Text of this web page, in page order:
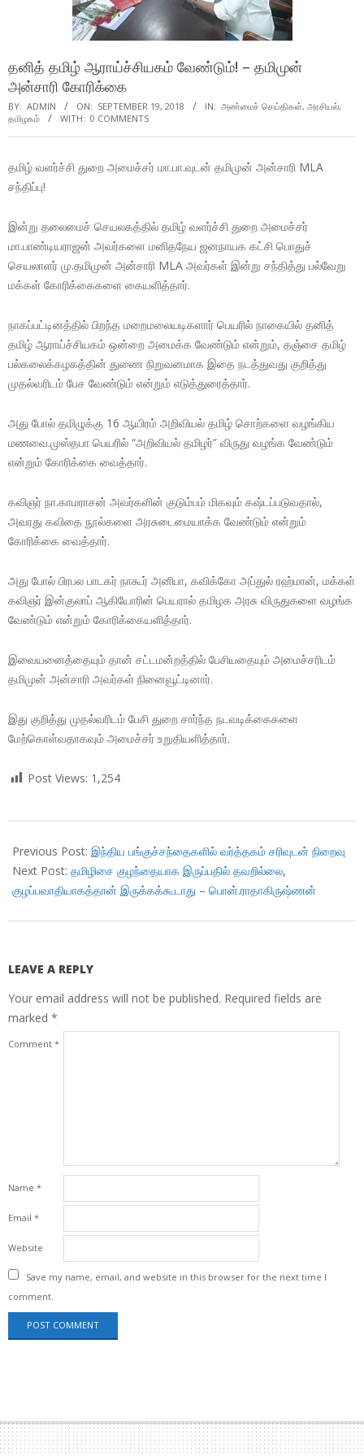
தனித் தமிழ் ஆராய்ச்சியகம் வேண்டும்! – தமிமுன்
அன்சாரி கோரிக்கை
BY: ADMIN ON: SEPTEMBER 19, 2018 IN: அண்மைச் செய்திகள், அரசியல்,
தமிழகம்
WITH: 0 COMMENTS
தமிழ் வளர்ச்சி துறை அமைச்சர் மா.பா.வுடன் தமிமுன் அன்சாரி MLA
சந்திப்பு!
இன்று தலைமைச் செயலகத்தில் தமிழ் வளர்ச்சி துறை அமைச்சர்
மா.பாண்டியராஜன் அவர்களை மனிதநேய ஜனநாயக கட்சி பொதுச்
செயலாளர் மு.தமிமுன் அன்சாரி MLA அவர்கள் இன்று சந்தித்து பல்வேறு
மக்கள் கோரிக்கைகளை கையளித்தார்.
நாகப்பட்டினத்தில் பிறந்த மறைமலையடிகளார் பெயரில் நாகையில் தனித்
தமிழ் ஆராய்ச்சியகம் ஒன்றை அமைக்க வேண்டும் என்றும், தஞ்சை தமிழ்
பல்கலைக்கழகத்தின் துணை நிறுவனமாக இதை நடத்துவது குறித்து
முதல்வரிடம் பேச வேண்டும் என்றும் எடுத்துரைத்தார்.
அது போல் தமிழுக்கு 16 ஆயிரம் அறிவியல் தமிழ் சொற்களை வழங்கிய
மணவை.முஸ்தபா பெயரில் “அறிவியல் தமிழர்” விருது வழங்க வேண்டும்
என்றும் கோரிக்கை வைத்தார்.
கவிஞர் நா.காமராசன் அவர்களின் குடும்பம் மிகவும் கஷ்டப்படுவதால்,
அவரது கவிதை நூல்களை அரசுடைமையாக்க வேண்டும் என்றும்
கோரிக்கை வைத்தார்.
அது போல் பிரபல பாடகர் நாகூர் அனிபா, கவிக்கோ அப்துல் ரஹ்மான், மக்கள்
கவிஞர் இன்குலாப் ஆகியோரின் பெயரால் தமிழக அரசு விருதுகளை வழங்க
வேண்டும் என்றும் கோரிக்கையளித்தார்.
இவையனைத்தையும் தான் சட்டமன்றத்தில் பேசியதையும் அமைச்சரிடம்
தமிமுன் அன்சாரி அவர்கள் நினைவூட்டினார்.
இது குறித்து முதல்வரிடம் பேசி துறை சார்ந்த நடவடிக்கைகளை
மேற்கொள்வதாகவும் அமைச்சர் உறுதியளித்தார்.
Post Views: 1,254
09-
19
Previous Post: இந்திய பங்குச்சந்தைகளில் வர்த்தகம் சரிவுடன் நிறைவு
Next Post: தமிழிசை குழந்தையாக இருப்பதில் தவறில்லை,
குழப்பவாதியாகத்தான் இருக்கக்கூடாது – பொன்.ராதாகிருஷ்ணன்
LEAVE A REPLY
Your email address will not be published. Required fields are
marked *
Comment *
Name *
Email *
Website
Save my name, email, and website in this browser for the next time I
comment.